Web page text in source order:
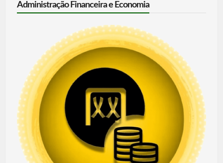
Administração Financeira e Economia